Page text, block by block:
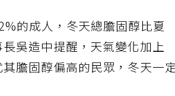
的成人，冬天總膽固醇比夏
吳造中提醒，天氣變化加上
膽固醇偏高的民眾，冬天一